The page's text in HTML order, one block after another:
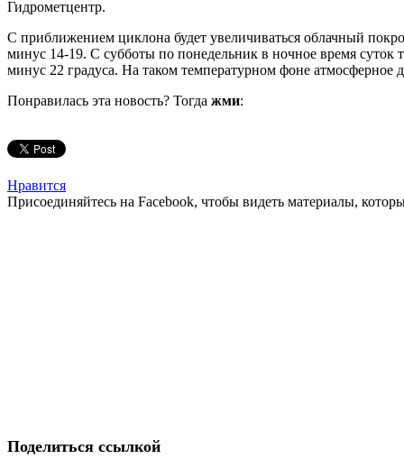
Гидрометцентр.
С приближением циклона будет увеличиваться облачный
минус 14-19. С субботы по понедельник в ночное время суток
минус 22 градуса. На таком температурном фоне атмосферное
Понравилась эта новость? Тогда жми:
Нравится
Присоединяйтесь на Facebook, чтобы видеть материалы,
Поделиться ссылкой